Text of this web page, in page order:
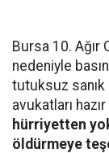
Bursa 10. Ağır
nedeniyle
tutuksuz sanık
avukatları
hürriyetten
öldürmeye